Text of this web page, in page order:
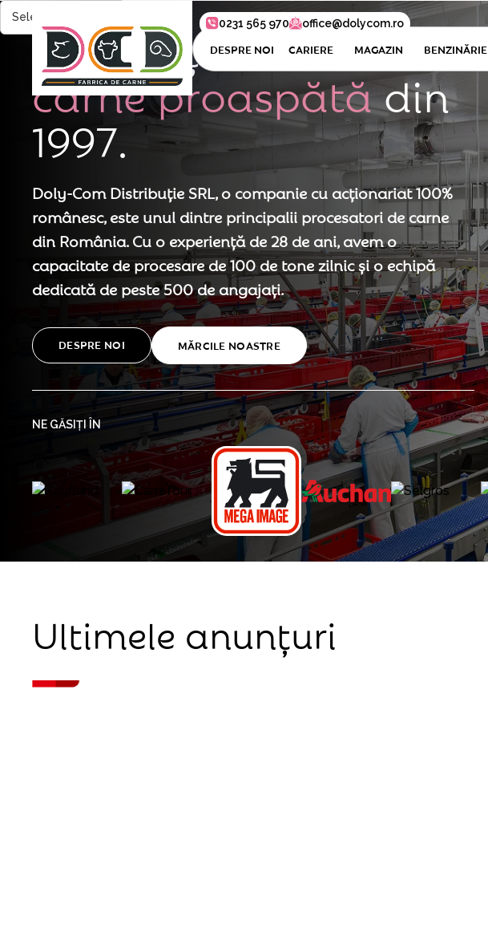
DESPRE NOI CARIERE MAGAZIN BENZINĂRIE
0231 565 970 office@dolycom.ro
Excelență în
carneproaspătădin
1997.
Doly-Com Distribuție SRL, o companie cu acționariat 100%
românesc, este unul dintre principalii procesatori de carne
din România. Cu o experiență de 28 de ani, avem o
capacitate de procesare de 100 de tone zilnic și o echipă
dedicată de peste 500 de angajați.
DESPRE NOI MĂRCILE NOASTRE
NE GĂSIȚI ÎN
Ultimele anunțuri